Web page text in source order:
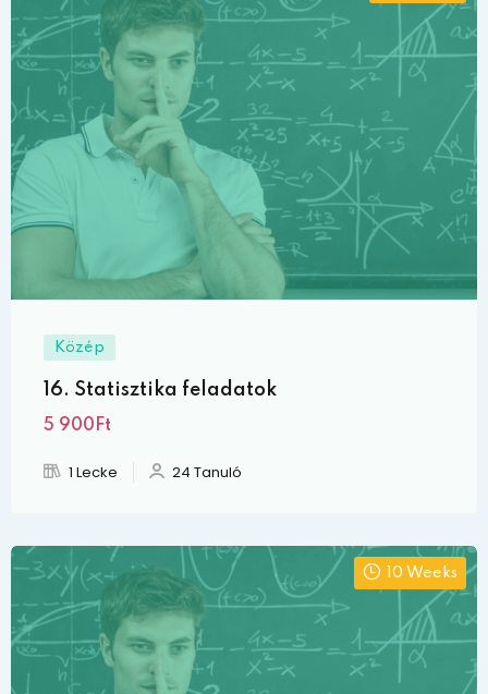
Közép
16. Statisztika feladatok
5 900Ft
1 Lecke 24 Tanuló
10 Weeks